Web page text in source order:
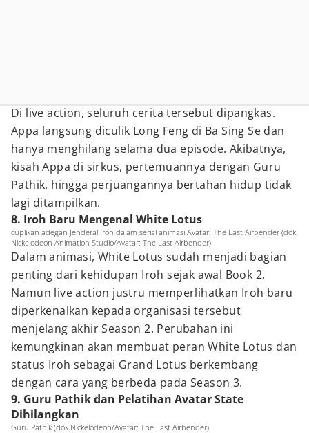
Di live action, seluruh cerita tersebut dipangkas.
Appa langsung diculik Long Feng di Ba Sing Se dan
hanya menghilang selama dua episode. Akibatnya,
kisah Appa di sirkus, pertemuannya dengan Guru
Pathik, hingga perjuangannya bertahan hidup tidak
lagi ditampilkan.
8. Iroh Baru Mengenal White Lotus
cuplikan adegan Jenderal Iroh dalam serial animasi Avatar: The Last Airbender (dok.
Nickelodeon Animation Studio/Avatar: The Last Airbender)
Dalam animasi, White Lotus sudah menjadi bagian
penting dari kehidupan Iroh sejak awal Book 2.
Namun live action justru memperlihatkan Iroh baru
diperkenalkan kepada organisasi tersebut
menjelang akhir Season 2. Perubahan ini
kemungkinan akan membuat peran White Lotus dan
status Iroh sebagai Grand Lotus berkembang
dengan cara yang berbeda pada Season 3.
9. Guru Pathik dan Pelatihan Avatar State
Dihilangkan
Guru Pathik (dok.Nickelodeon/Avatar: The Last Airbender)